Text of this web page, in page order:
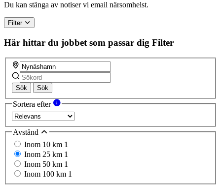
Du kan stänga av notiser vi email närsomhelst.
Filter
Här hittar du jobbet som passar dig Filter
Sök Sök
Sortera efter
Avstånd
Inom 10 km 1
Inom 25 km 1
Inom 50 km 1
Inom 100 km 1